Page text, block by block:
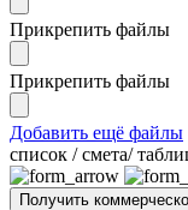
Прикрепить файлы
Прикрепить файлы
Добавить ещё файлы
cписок / смета/